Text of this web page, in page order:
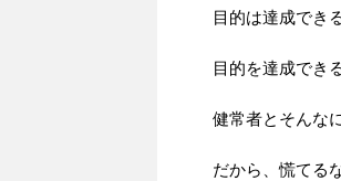
目的は達成でき
目的を達成でき
健常者とそんな
だから、慌てる